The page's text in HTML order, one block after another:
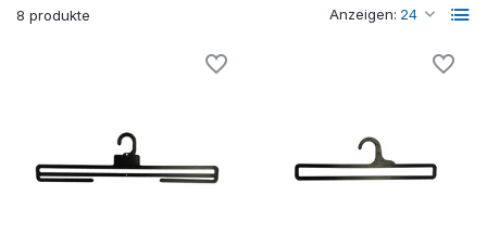
8 produkte Anzeigen: